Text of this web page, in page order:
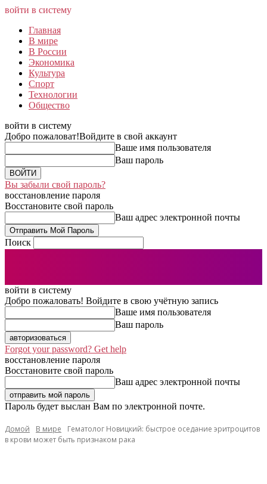
войти в систему
Главная
В мире
В России
Экономика
Культура
Спорт
Технологии
Общество
войти в систему
Добро пожаловат!Войдите в свой аккаунт
Ваше имя пользователя
Ваш пароль
Вы забыли свой пароль?
восстановление пароля
Восстановите свой пароль
Ваш адрес электронной почты
Поиск
войти в систему
Добро пожаловать! Войдите в свою учётную запись
Ваше имя пользователя
Ваш пароль
Forgot your password? Get help
восстановление пароля
Восстановите свой пароль
Ваш адрес электронной почты
Пароль будет выслан Вам по электронной почте.
Домой В мире
Гематолог Новицкий: быстрое оседание эритроцитов
в крови может быть признаком рака